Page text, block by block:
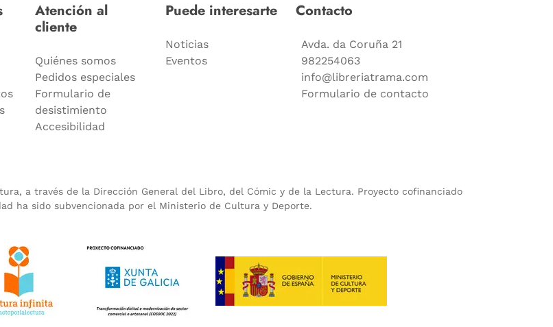
Atención al
cliente
Quiénes somos
Pedidos especiales
Formulario de
desistimiento
Accesibilidad
Puede interesarte
Noticias
Eventos
Contacto
Avda. da Coruña 21
982254063
info@libreriatrama.com
Formulario de contacto
a través de la Dirección General del Libro, del Cómic y de la Lectura. Proyecto cofinanciado
ha sido subvencionada por el Ministerio de Cultura y Deporte.